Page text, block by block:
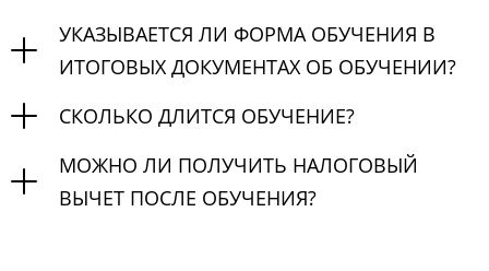
УКАЗЫВАЕТСЯ ЛИ ФОРМА ОБУЧЕНИЯ В
ИТОГОВЫХ ДОКУМЕНТАХ ОБ ОБУЧЕНИИ?
СКОЛЬКО ДЛИТСЯ ОБУЧЕНИЕ?
МОЖНО ЛИ ПОЛУЧИТЬ НАЛОГОВЫЙ
ВЫЧЕТ ПОСЛЕ ОБУЧЕНИЯ?